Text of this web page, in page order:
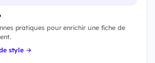
pratiques pour enrichir une fiche de
style →